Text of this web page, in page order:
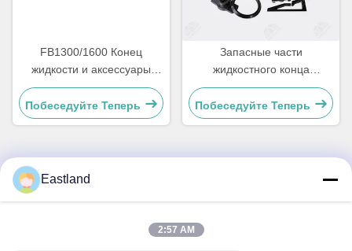
FB1300/1600 Конец
жидкости и аксессуары
насоса для грязи
Побеседуйте Теперь
Запасные части
жидкостного конца
трехплунжерного грязевого
насоса
Побеседуйте Теперь
Быстрый контакт
Eastland
2:57 AM